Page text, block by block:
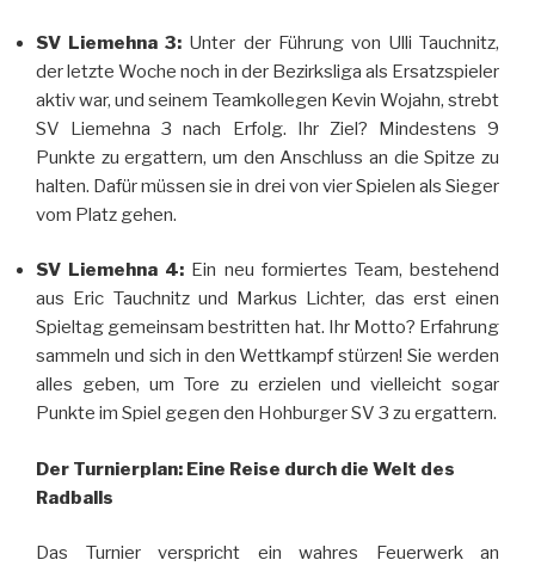
SV Liemehna 3: Unter der Führung von Ulli Tauchnitz,
der letzte Woche noch in der Bezirksliga als Ersatzspieler
aktiv war, und seinem Teamkollegen Kevin Wojahn, strebt
SV Liemehna 3 nach Erfolg. Ihr Ziel? Mindestens 9
Punkte zu ergattern, um den Anschluss an die Spitze zu
halten. Dafür müssen sie in drei von vier Spielen als Sieger
vom Platz gehen.
SV Liemehna 4: Ein neu formiertes Team, bestehend
aus Eric Tauchnitz und Markus Lichter, das erst einen
Spieltag gemeinsam bestritten hat. Ihr Motto? Erfahrung
sammeln und sich in den Wettkampf stürzen! Sie werden
alles geben, um Tore zu erzielen und vielleicht sogar
Punkte im Spiel gegen den Hohburger SV 3 zu ergattern.
Der Turnierplan: Eine Reise durch die Welt des
Radballs
Das Turnier verspricht ein wahres Feuerwerk an